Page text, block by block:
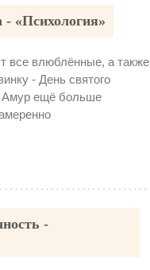
- «Психология»
все влюблённые, а также
- День святого
Амур ещё больше
-